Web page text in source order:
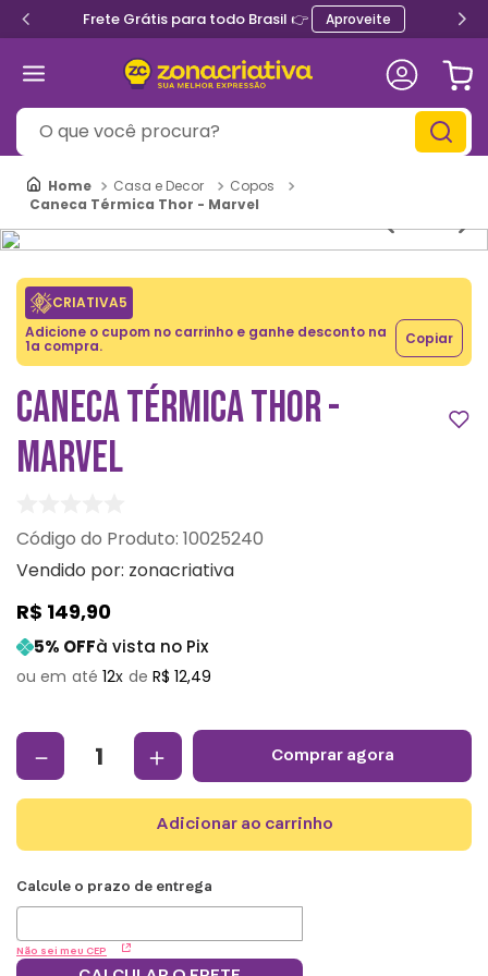
Frete Grátis para todo Brasil 👉 Aproveite
O que você procura?
Casa e Decor
Copos
Caneca Térmica Thor - Marvel
CRIATIVA5
Adicione o cupom no carrinho e ganhe desconto na
1a compra. Copiar
CANECA TÉRMICA THOR -
MARVEL
: 10025240
Vendido por: zonacriativa
R$ 149,90
5% OFFà vista no Pix
12 R$ 12,49
＋
－ comprar agora
adicionar ao carrinho
Não sei meu CEP